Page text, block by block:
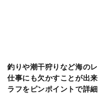
釣りや潮干狩りなど海の
仕事にも欠かすことが出
ラフをピンポイントで詳